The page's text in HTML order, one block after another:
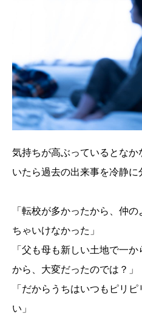
気持ちが高ぶっているとな
いたら過去の出来事を冷静に
「転校が多かったから、仲
ちゃいけなかった」
「父も母も新しい土地で一
から、大変だったのでは？」
「だからうちはいつもピリ
い」